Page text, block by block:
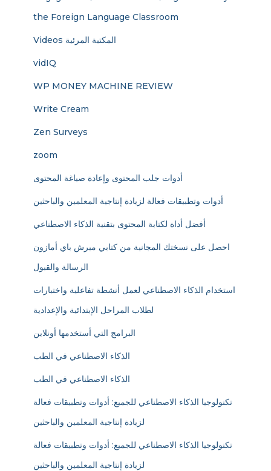
the Foreign Language Classroom
Videos المكتبة المرئية
vidIQ
WP MONEY MACHINE REVIEW
Write Cream
Zen Surveys
zoom
أدوات جلب المحتوى وإعادة صياغة المحتوى
أدوات وتطبيقات فعالة لزيادة إنتاجية المعلمين والباحثين
أفضل أداة لكتابة المحتوى بتقنية الذكاء الاصطناعي
احصل على نسختك المجانية من كتابي ميرش باي أمازون
الرسالة والقبول
استخدام الذكاء الاصطناعي لعمل أنشطة تفاعلية واختبارات
لطلاب المراحل الإبتدائية والإعدادية
البرامج التي أستخدمها أونلاين
الذكاء الاصطناعي في الطب
الذكاء الاصطناعي في الطب
تكنولوجيا الذكاء الاصطناعي للجميع: أدوات وتطبيقات فعالة
لزيادة إنتاجية المعلمين والباحثين
تكنولوجيا الذكاء الاصطناعي للجميع: أدوات وتطبيقات فعالة
لزيادة إنتاجية المعلمين والباحثين